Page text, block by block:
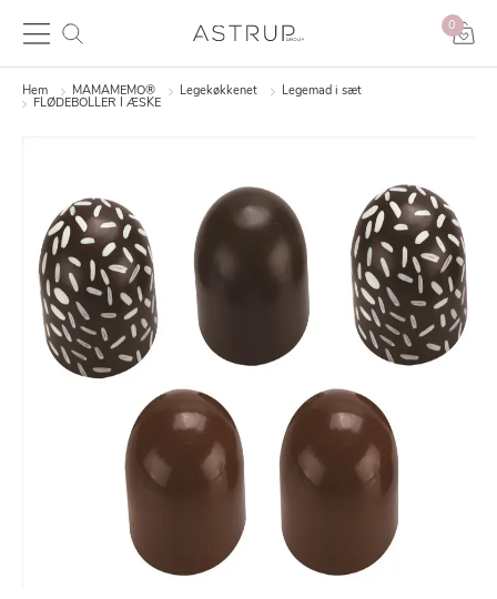
0
Hem MAMAMEMO® Legekøkkenet
Legemad i sæt
FLØDEBOLLER I ÆSKE